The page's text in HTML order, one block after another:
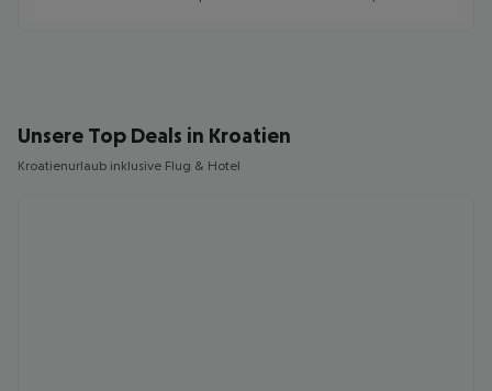
Unsere Top Deals in Kroatien
Kroatienurlaub inklusive Flug & Hotel